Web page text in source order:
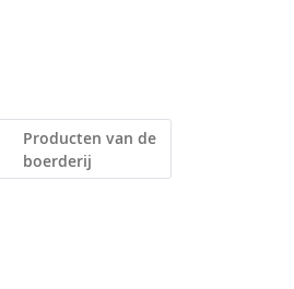
Producten van de
boerderij